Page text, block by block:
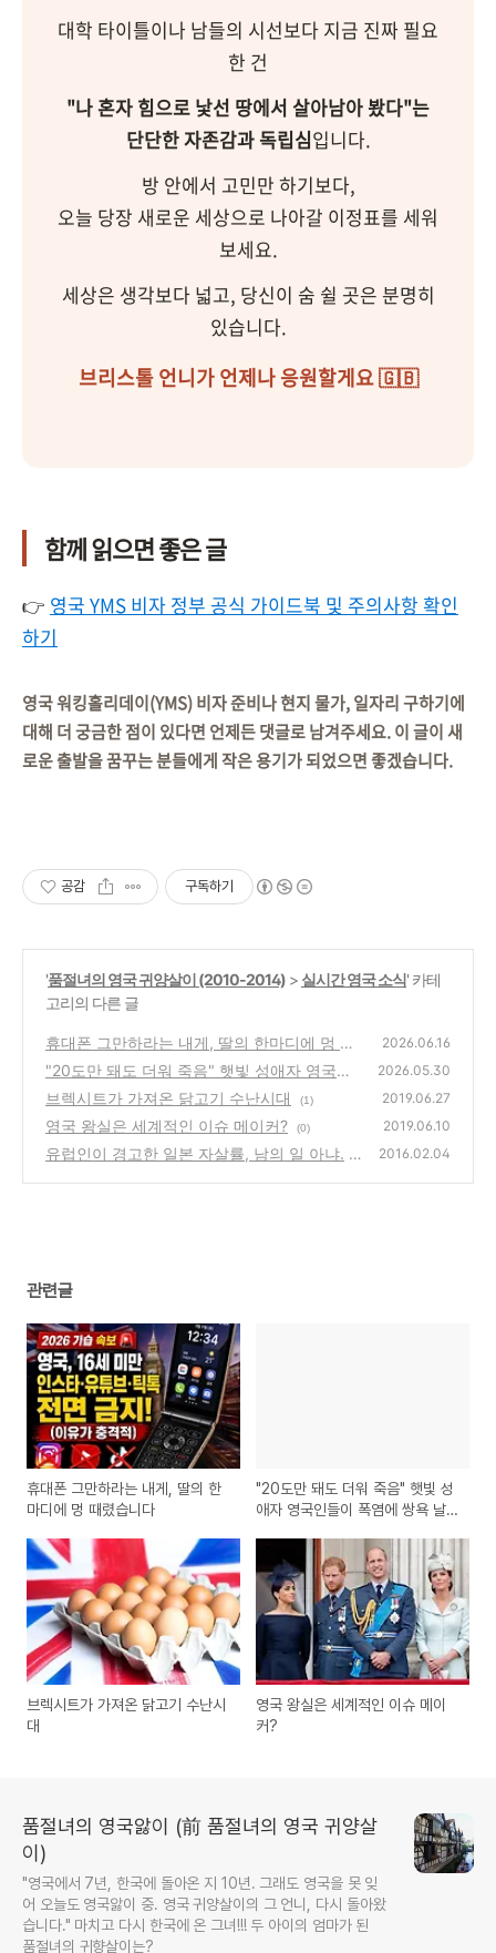
대학 타이틀이나 남들의 시선보다 지금 진짜 필요
한 건
"나 혼자 힘으로 낯선 땅에서 살아남아 봤다"는
단단한 자존감과 독립심입니다.
방 안에서 고민만 하기보다,
오늘 당장 새로운 세상으로 나아갈 이정표를 세워
보세요.
세상은 생각보다 넓고, 당신이 숨 쉴 곳은 분명히
있습니다.
브리스톨 언니가 언제나 응원할게요 🇬🇧
함께 읽으면 좋은 글
👉 영국 YMS 비자 정부 공식 가이드북 및 주의사항 확인
하기
영국 워킹홀리데이(YMS) 비자 준비나 현지 물가, 일자리 구하기에
대해 더 궁금한 점이 있다면 언제든 댓글로 남겨주세요. 이 글이 새
로운 출발을 꿈꾸는 분들에게 작은 용기가 되었으면 좋겠습니다.
공감 구독하기
'품절녀의 영국 귀양살이 (2010-2014) > 실시간 영국 소식' 카테
고리의 다른 글
휴대폰 그만하라는 내게, 딸의 한마디에 멍 때
렸습니다
(1)
2026.06.16
"20도만 돼도 더워 죽음" 햇빛 성애자 영국인
들이 폭염에 쌍욕 날리는 이유 (feat. 마트 vs
펍)
(0)
2026.05.30
브렉시트가 가져온 닭고기 수난시대 (1) 2019.06.27
영국 왕실은 세계적인 이슈 메이커? (0) 2019.06.10
유럽인이 경고한 일본 자살률, 남의 일 아냐. 2016.02.04
관련글
휴대폰 그만하라는 내게, 딸의 한
마디에 멍 때렸습니다
"20도만 돼도 더워 죽음" 햇빛 성
애자 영국인들이 폭염에 쌍욕 날
브렉시트가 가져온 닭고기 수난시
대
영국 왕실은 세계적인 이슈 메이
커?
품절녀의 영국앓이 (前 품절녀의 영국 귀양살
이)
"영국에서 7년, 한국에 돌아온 지 10년. 그래도 영국을 못 잊
어 오늘도 영국앓이 중. 영국 귀양살이의 그 언니, 다시 돌아왔
습니다." 마치고 다시 한국에 온 그녀!!! 두 아이의 엄마가 된
품절녀의 귀향살이는?